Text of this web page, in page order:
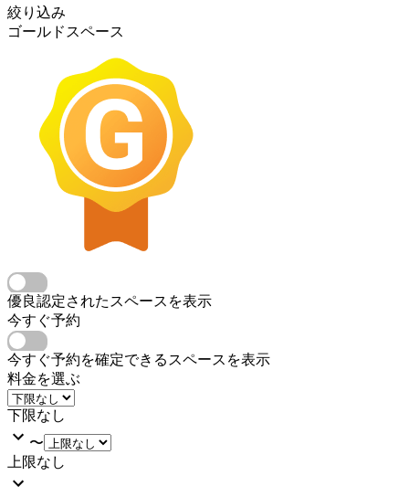
絞り込み
ゴールドスペース
優良認定されたスペースを表示
今すぐ予約
今すぐ予約を確定できるスペースを表示
料金を選ぶ
下限なし
〜
上限なし